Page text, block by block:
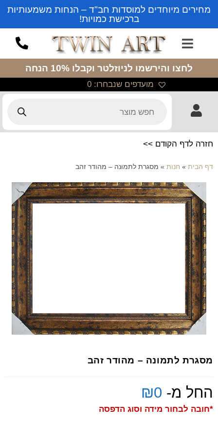
מחירים מיוחדים למוסדות חב"ד – הנחות משמעותיות
ברכישת כמויות!
לחצו והירשמו לניוזלטר וקבלו 10% הנחה
מועדפים שנבחרו: 0
חזרה לדף הקודם >>
דף הבית » חנות » מסגרת לתמונה – מהודר זהב
מסגרת לתמונה – מהודר זהב
החל מ- ₪0
*חובה לבחור מידה וסוג הדפסה